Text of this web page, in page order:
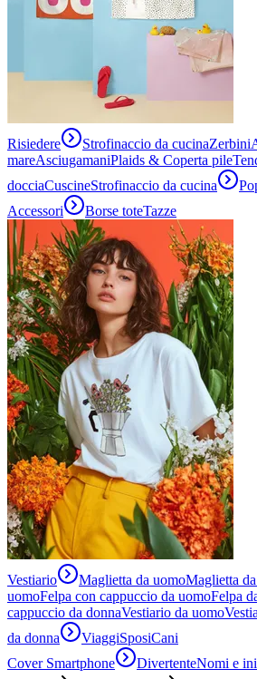
Risiedere Strofinaccio da cucinaZerbini
mareAsciugamaniPlaids & Coperta pile
docciaCuscineStrofinaccio da cucina
Accessori
Borse toteTazze
Vestiario Maglietta da uomoMaglietta
uomoFelpa con cappuccio da uomoFelpa
cappuccio da donnaVestiario da uomo
da donna
ViaggiSposiCani
Cover Smartphone
DivertenteNomi e